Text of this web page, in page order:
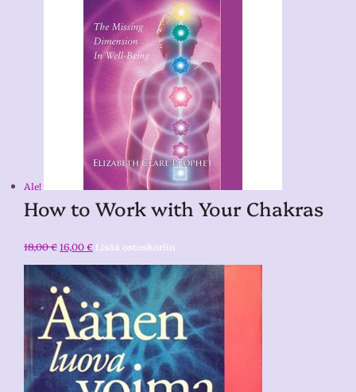
Ale!
How to Work with Your Chakras
18,00€ 16,00€ Lisää ostoskoriin